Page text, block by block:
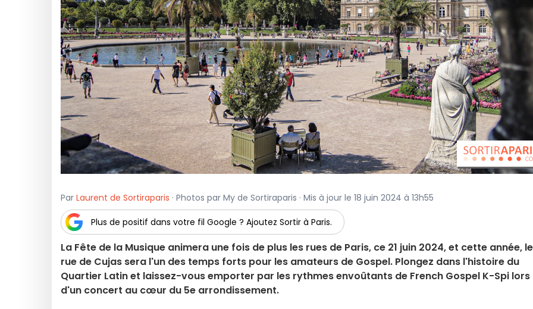
Par Laurent de Sortiraparis · Photos par My de Sortiraparis · Mis à jour le 18 juin 2024 à 13h55
Plus de positif dans votre fil Google ? Ajoutez Sortir à Paris.
La Fête de la Musique animera une fois de plus les rues de Paris, ce 21 juin 2024, et cette année,
rue de Cujas sera l'un des temps forts pour les amateurs de Gospel. Plongez dans l'histoire du
Quartier Latin et laissez-vous emporter par les rythmes envoûtants de French Gospel K-Spi lors
d'un concert au cœur du 5e arrondissement.